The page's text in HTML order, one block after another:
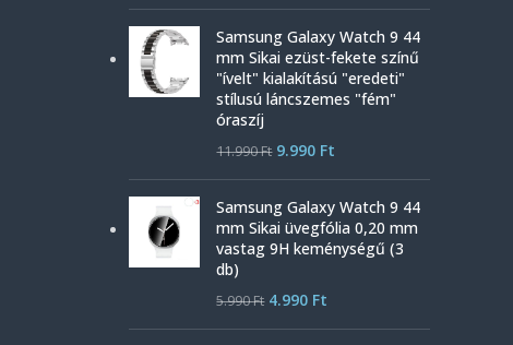
Samsung Galaxy Watch 9 44
mm Sikai ezüst-fekete színű
"ívelt" kialakítású "eredeti"
stílusú láncszemes "fém"
óraszíj
11.990Ft 9.990 Ft
Samsung Galaxy Watch 9 44
mm Sikai üvegfólia 0,20 mm
vastag 9H keménységű (3
db)
5.990Ft 4.990 Ft